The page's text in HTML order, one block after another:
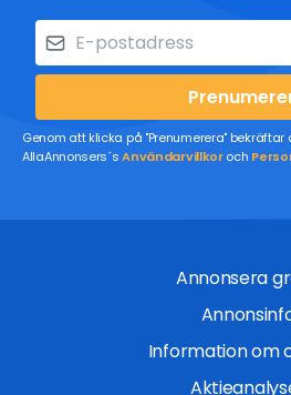
Genom att klicka på "Prenumerera"
AllaAnnonsers´sAnvändarvillkoroch
Annonsera
Information om